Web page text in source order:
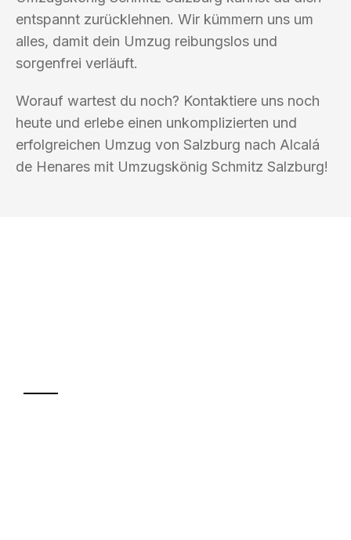
entspannt zurücklehnen. Wir kümmern uns um
alles, damit dein Umzug reibungslos und
sorgenfrei verläuft.
Worauf wartest du noch? Kontaktiere uns noch
heute und erlebe einen unkomplizierten und
erfolgreichen Umzug von Salzburg nach Alcalá
de Henares mit Umzugskönig Schmitz Salzburg!